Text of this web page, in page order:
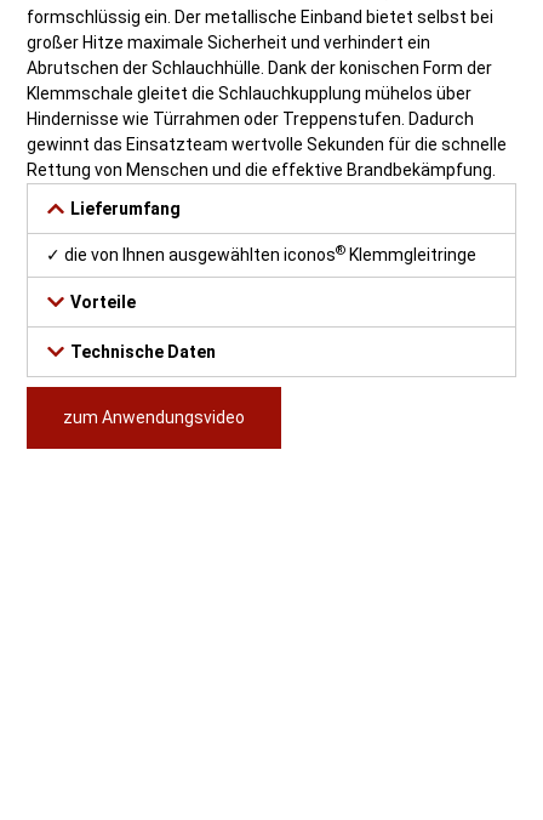
formschlüssig ein. Der metallische Einband bietet selbst bei
großer Hitze maximale Sicherheit und verhindert ein
Abrutschen der Schlauchhülle. Dank der konischen Form der
Klemmschale gleitet die Schlauchkupplung mühelos über
Hindernisse wie Türrahmen oder Treppenstufen. Dadurch
gewinnt das Einsatzteam wertvolle Sekunden für die schnelle
Rettung von Menschen und die effektive Brandbekämpfung.
Lieferumfang
✓ die von Ihnen ausgewählten iconos® Klemmgleitringe
Vorteile
Technische Daten
zum Anwendungsvideo